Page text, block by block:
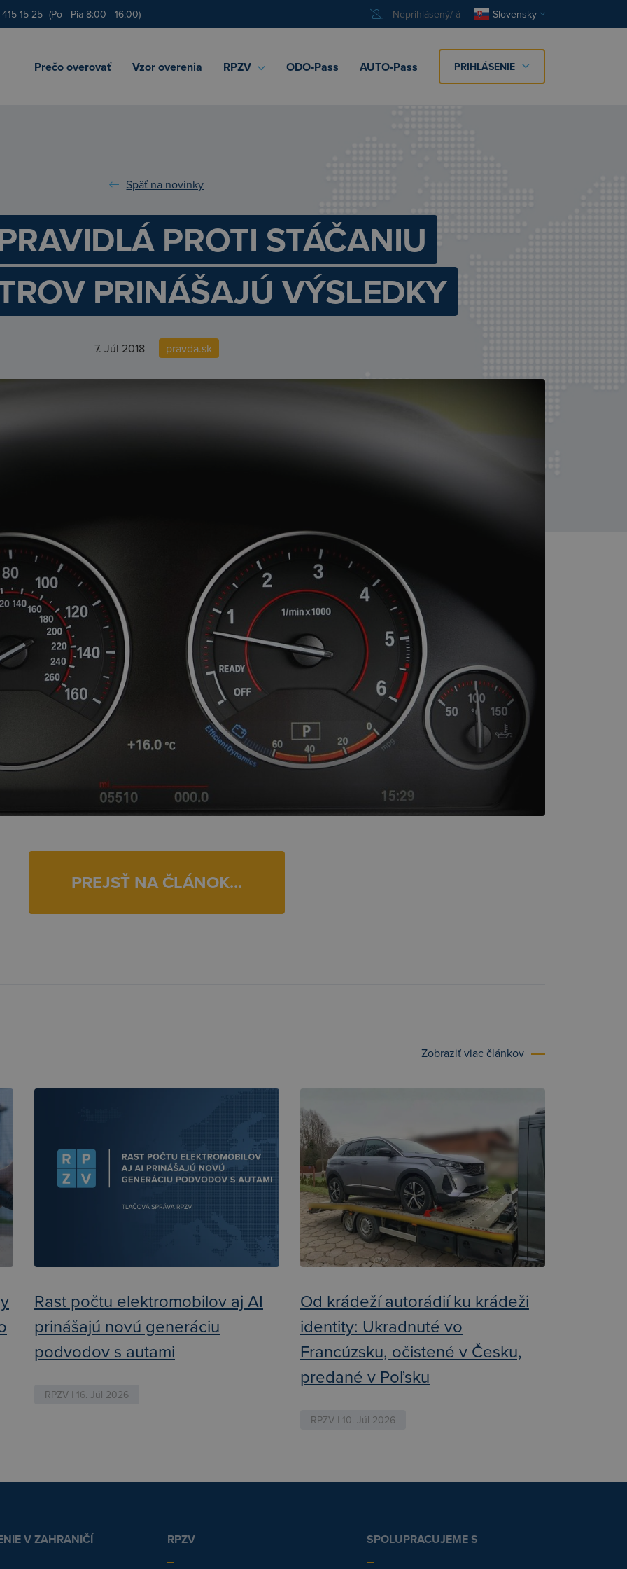
15 25 (Po - Pia 8:00 - 16:00) Neprihlásený/-á Slovensky
Prečo overovať Vzor overenia RPZV ODO‑Pass AUTO‑Pass PRIHLÁSENIE
Späť na novinky
PROTI STÁČANIU
PRINÁŠAJÚ VÝSLEDKY
7. Júl 2018 pravda.sk
PREJSŤ NA ČLÁNOK...
Zobraziť viac článkov
Rast počtu elektromobilov aj AI
prinášajú novú generáciu
podvodov s autami
RPZV | 16. Júl 2026
Od krádeží autorádií ku krádeži
identity: Ukradnuté vo
Francúzsku, očistené v Česku,
predané v Poľsku
RPZV | 10. Júl 2026
V ZAHRANIČÍ RPZV SPOLUPRACUJEME S